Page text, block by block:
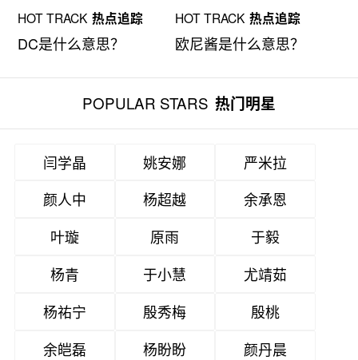
HOT TRACK 热点追踪
DC是什么意思？
HOT TRACK 热点追踪
欧尼酱是什么意思？
POPULAR STARS 热门明星
闫学晶 姚安娜
严米拉
颜人中
杨超越
余承恩
叶璇
原雨
于毅
杨青
于小慧
尤靖茹
杨祐宁
殷秀梅
殷桃
余皑磊
杨盼盼
颜丹晨